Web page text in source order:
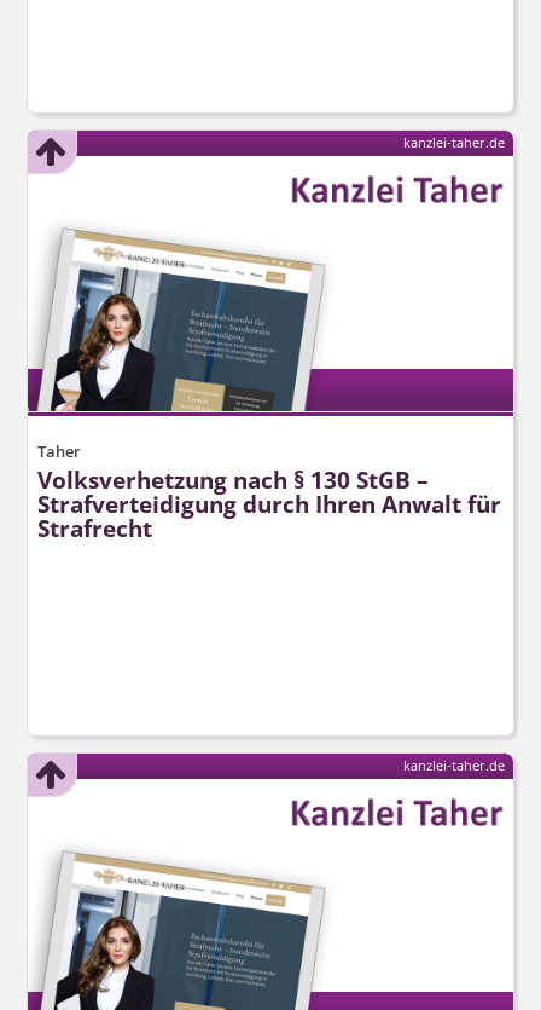
Taher
Volksverhetzung nach § 130 StGB –
Strafverteidigung durch Ihren Anwalt für
Strafrecht
kanzlei-taher.de
kanzlei-taher.de